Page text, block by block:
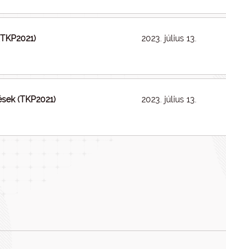
2023. július 13.
(TKP2021) 2023. július 13.